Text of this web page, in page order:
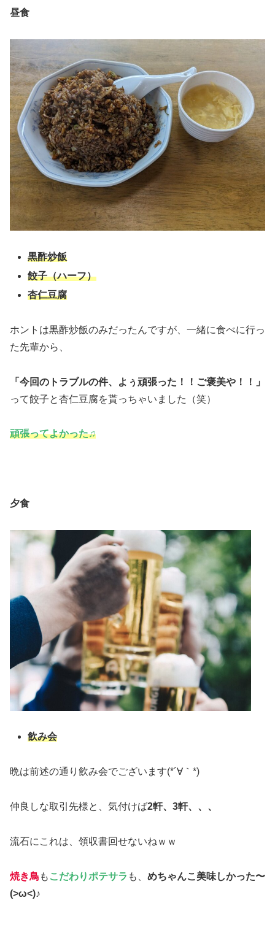
昼食
黒酢炒飯
餃子（ハーフ）
杏仁豆腐
ホントは黒酢炒飯のみだったんですが、一緒に食べに行っ
た先輩から、
「今回のトラブルの件、よぅ頑張った！！ご褒美や！！」
って餃子と杏仁豆腐を貰っちゃいました（笑）
頑張ってよかった♫
夕食
飲み会
晩は前述の通り飲み会でございます(*´∀｀*)
仲良しな取引先様と、気付けば2軒、3軒、、、
流石にこれは、領収書回せないねｗｗ
焼き鳥 も こだわりポテサラ も、 めちゃんこ美味しかった〜
(>ω<)♪